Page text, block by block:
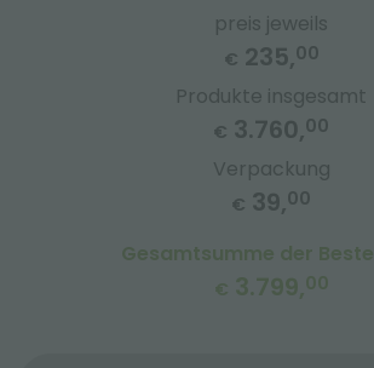
preis jeweils
€ 235,00
Produkte insgesamt
€ 3.760,00
Verpackung
€ 39,00
Gesamtsumme der
€ 3.799,00